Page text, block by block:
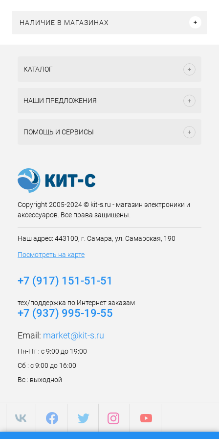
НАЛИЧИЕ В МАГАЗИНАХ
КАТАЛОГ
НАШИ ПРЕДЛОЖЕНИЯ
ПОМОЩЬ И СЕРВИСЫ
Copyright 2005-2024 © kit-s.ru - магазин электроники и
аксессуаров. Все права защищены.
Наш адрес: 443100, г. Самара, ул. Самарская, 190
Посмотреть на карте
+7 (917) 151-51-51
тех/поддержка по Интернет заказам
+7 (937) 995-19-55
Email: market@kit-s.ru
Пн-Пт : с 9:00 до 19:00
Сб : с 9:00 до 16:00
Вс : выходной